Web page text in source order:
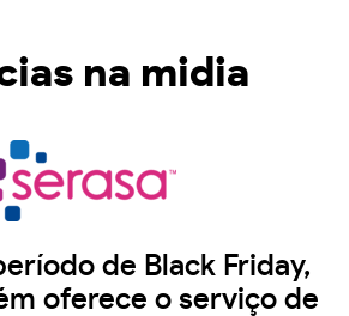
na midia
de Black Friday,
oferece o serviço de